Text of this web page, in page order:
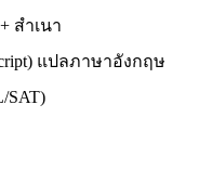
สำเนา
แปลภาษาอังกฤษ
SAT)